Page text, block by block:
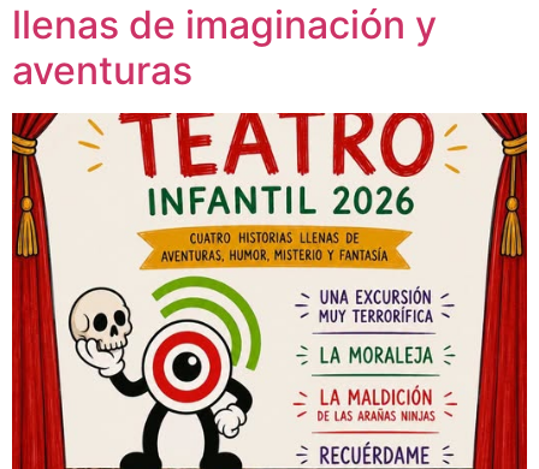
llenas de imaginación y
aventuras